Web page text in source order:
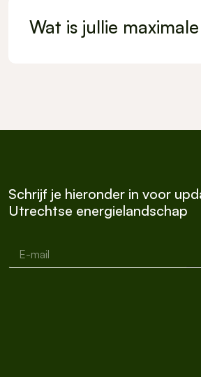
Wat is jullie
Schrijf je hieronder in voor
Utrechtse energielandschap